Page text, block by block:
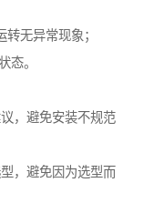
无异常现象；
态。
，避免安装不规范
，避免因为选型而